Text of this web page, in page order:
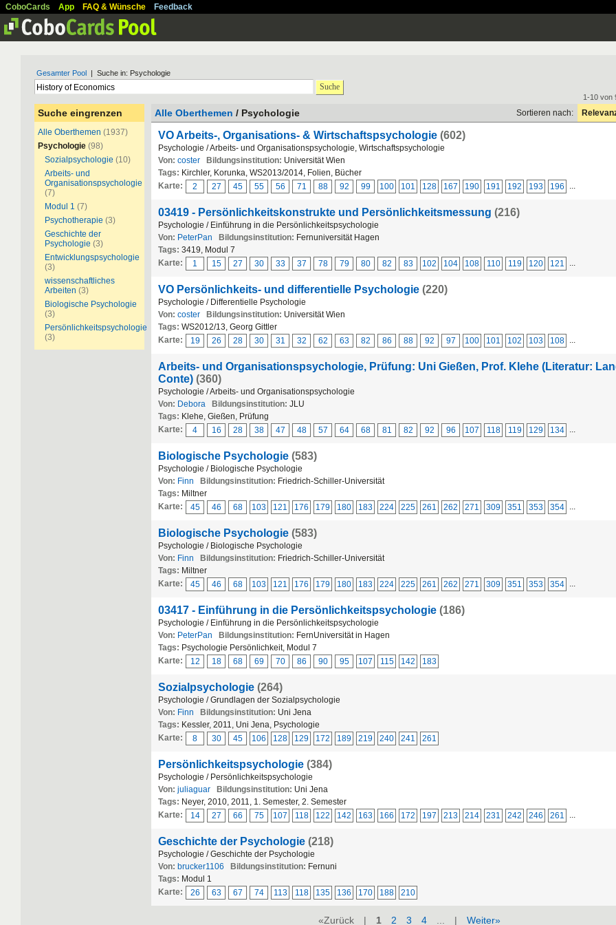
CoboCards App FAQ & Wünsche Feedback
Gesamter Pool | Suche in: Psychologie
Suche
Suche eingrenzen
Alle Oberthemen (1937)
Psychologie (98)
Sozialpsychologie (10)
Arbeits- und
Organisationspsychologie
(7)
Modul 1 (7)
Psychotherapie (3)
Geschichte der
Psychologie (3)
Entwicklungspsychologie
(3)
wissenschaftliches
Arbeiten (3)
Biologische Psychologie
(3)
Persönlichkeitspsychologie
(3)
1-10 von
Alle Oberthemen / Psychologie Sortieren nach:
VO Arbeits-, Organisations- & Wirtschaftspsychologie (602)
Psychologie / Arbeits- und Organisationspsychologie, Wirtschaftspsychologie
Von: coster Bildungsinstitution: Universität Wien
Tags: Kirchler, Korunka, WS2013/2014, Folien, Bücher
Karte:
2 27 45 55 56 71 88 92 99 100 101 128 167 190 191 192 193 196 ...
03419 - Persönlichkeitskonstrukte und Persönlichkeitsmessung (216)
Psychologie / Einführung in die Persönlichkeitspsychologie
Von: PeterPan Bildungsinstitution: Fernuniversität Hagen
Tags: 3419, Modul 7
Karte:
1 15 27 30 33 37 78 79 80 82 83 102 104 108 110 119 120 121 ...
VO Persönlichkeits- und differentielle Psychologie (220)
Psychologie / Differentielle Psychologie
Von: coster Bildungsinstitution: Universität Wien
Tags: WS2012/13, Georg Gittler
Karte:
19 26 28 30 31 32 62 63 82 86 88 92 97 100 101 102 103 108 ...
Arbeits- und Organisationspsychologie, Prüfung: Uni Gießen, Prof. Klehe (Literatur:
Conte) (360)
Psychologie / Arbeits- und Organisationspsychologie
Von: Debora Bildungsinstitution: JLU
Tags: Klehe, Gießen, Prüfung
Karte:
4 16 28 38 47 48 57 64 68 81 82 92 96 107 118 119 129 134 ...
Biologische Psychologie (583)
Psychologie / Biologische Psychologie
Von: Finn Bildungsinstitution: Friedrich-Schiller-Universität
Tags: Miltner
Karte:
45 46 68 103 121 176 179 180 183 224 225 261 262 271 309 351 353 354 ...
Biologische Psychologie (583)
Psychologie / Biologische Psychologie
Von: Finn Bildungsinstitution: Friedrich-Schiller-Universität
Tags: Miltner
Karte:
45 46 68 103 121 176 179 180 183 224 225 261 262 271 309 351 353 354 ...
03417 - Einführung in die Persönlichkeitspsychologie (186)
Psychologie / Einführung in die Persönlichkeitspsychologie
Von: PeterPan Bildungsinstitution: FernUniversität in Hagen
Tags: Psychologie Persönlichkeit, Modul 7
Karte:
12 18 68 69 70 86 90 95 107 115 142 183
Sozialpsychologie (264)
Psychologie / Grundlagen der Sozialpsychologie
Von: Finn Bildungsinstitution: Uni Jena
Tags: Kessler, 2011, Uni Jena, Psychologie
Karte:
8 30 45 106 128 129 172 189 219 240 241 261
Persönlichkeitspsychologie (384)
Psychologie / Persönlichkeitspsychologie
Von: juliaguar Bildungsinstitution: Uni Jena
Tags: Neyer, 2010, 2011, 1. Semester, 2. Semester
Karte:
14 27 66 75 107 118 122 142 163 166 172 197 213 214 231 242 246 261 ...
Geschichte der Psychologie (218)
Psychologie / Geschichte der Psychologie
Von: brucker1106 Bildungsinstitution: Fernuni
Tags: Modul 1
Karte:
26 63 67 74 113 118 135 136 170 188 210
«Zurück | 1 2 3 4... | Weiter»